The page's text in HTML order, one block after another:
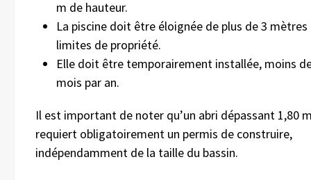
m de hauteur.
La piscine doit être éloignée de plus de 3 mètres
limites de propriété.
Elle doit être temporairement installée, moins
mois par an.
Il est important de noter qu’un abri dépassant 1,80
requiert obligatoirement un permis de construire,
indépendamment de la taille du bassin.